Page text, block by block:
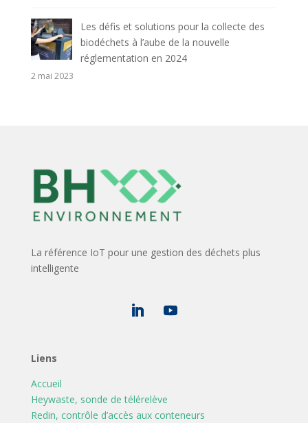
Les défis et solutions pour la collecte des
biodéchets à l’aube de la nouvelle
réglementation en 2024
2 mai 2023
La référence IoT pour une gestion des déchets plus
intelligente
Liens
Accueil
Heywaste, sonde de télérelève
Redin, contrôle d’accès aux conteneurs